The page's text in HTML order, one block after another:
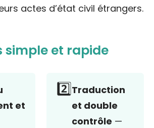
actes d’état civil étrangers.
simple et rapide
et
2️⃣Traduction
et double
contrôle —